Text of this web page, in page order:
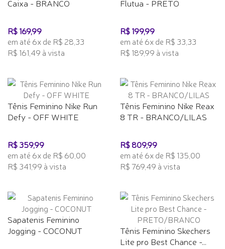
Caixa - BRANCO
R$ 169,99
em até 6x de R$ 28,33
R$ 161,49 à vista
Flutua - PRETO
R$ 199,99
em até 6x de R$ 33,33
R$ 189,99 à vista
Tênis Feminino Nike Run
Defy - OFF WHITE
R$ 359,99
em até 6x de R$ 60,00
R$ 341,99 à vista
Tênis Feminino Nike Reax
8 TR - BRANCO/LILAS
R$ 809,99
em até 6x de R$ 135,00
R$ 769,49 à vista
Sapatenis Feminino
Jogging - COCONUT
Tênis Feminino Skechers
Lite pro Best Chance -...